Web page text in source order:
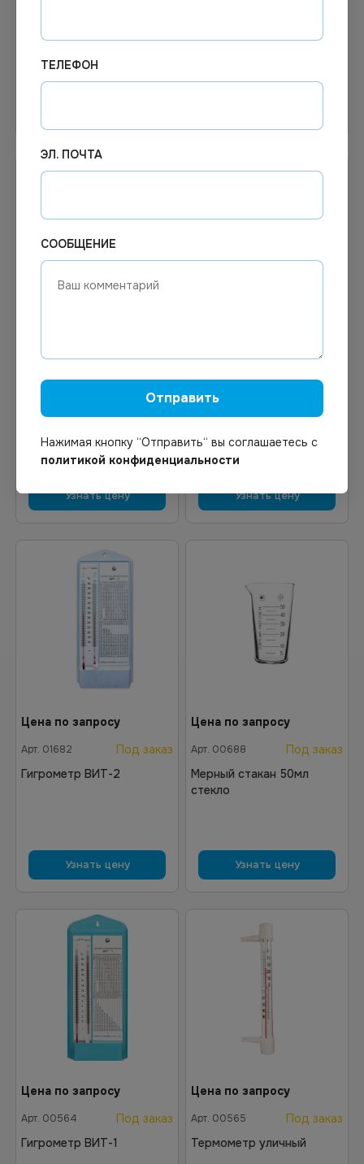
пласт. с крышкой
Под заказ
Термометр для
цифровой
Узнать цену
Под заказ
Узнать цену
Цена по запросу
Арт. 01682
Под заказ
Гигрометр ВИТ-2
Узнать цену
Цена по запросу
Арт. 00688
Под заказ
Мерный стакан 50мл
стекло
Узнать цену
Цена по запросу
Арт. 00564
Под заказ
Гигрометр ВИТ-1
Цена по запросу
Арт. 00565
Под заказ
Термометр уличный
ТЕЛЕФОН
ЭЛ. ПОЧТА
СООБЩЕНИЕ
Отправить
Нажимая кнопку “Отправить“ вы соглашаетесь с
политикой конфиденциальности